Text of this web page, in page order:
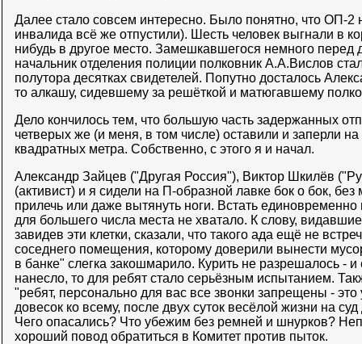
Далее стало совсем интересно. Было понятно, что ОП-2
инвалида всё же отпустили). Шесть человек выгнали в
нибудь в другое место. Замешкавшегося немного
начальник отделения полиции полковник А.А.Вислов
полутора десятках свидетелей. Попутно досталось
то алкашу, сидевшему за решёткой и матюгавшему
Дело кончилось тем, что большую часть задержанных
четверых же (и меня, в том числе) оставили и заперли
квадратных метра. Собственно, с этого я и начал.
Александр Зайцев ("Другая Россия"), Виктор Шкилёв
(активист) и я сидели на П-образной лавке бок о бок,
прилечь или даже вытянуть ноги. Встать
для большего числа места не хватало. К слову,
завидев эти клетки, сказали, что такого ада ещё не
соседнего помещения, которому доверили вынести
в банке" слегка закошмарило. Курить не разрешалось -
нанесло, то для ребят стало серьёзным испытанием.
"ребят, персонально для вас все звонки запрещены - это
довесок ко всему, после двух суток весёлой жизни на
Чего опасались? Что убежим без ремней и шнурков?
хороший повод обратиться в Комитет против пыток.